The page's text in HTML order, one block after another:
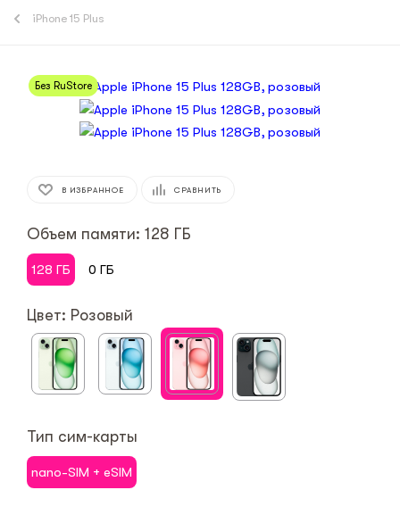
iPhone 15 Plus
Без RuStore
В ИЗБРАННОЕ СРАВНИТЬ
Объем памяти: 128 ГБ
128 ГБ 0 ГБ
Цвет: Розовый
Тип сим-карты
nano-SIM + eSIM